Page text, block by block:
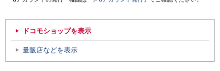
ドコモショップを表示
量販店などを表示